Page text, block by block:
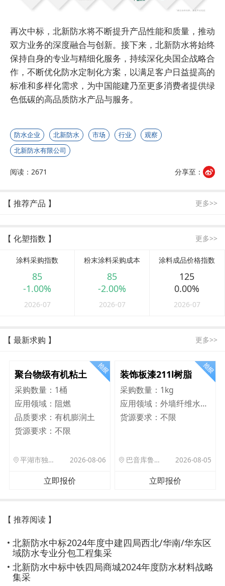
再次中标，北新防水将不断提升产品性能和质量，推动
双方业务的深度融合与创新。接下来，北新防水将始终
保持自身的专业与精细化服务，持续深化央国企战略合
作，不断优化防水定制化方案，以满足客户日益提高的
标准和多样化需求，为中国能建乃至更多消费者提供绿
色低碳的高品质防水产品与服务。
防水企业 北新防水 市场 行业
观察
北新防水有限公司
阅读：2671 分享至：
【 推荐产品 】 更多>>
【 化塑指数 】 更多>>
涂料采购指数
85
-1.00%
2026-07
粉末涂料采购成本
85
-2.00%
2026-07
涂料成品价格指数
125
0.00%
2026-07
【 最新求购 】 更多>>
聚台物级有机粘土
采购数量： 1桶
应用领域： 阻燃
品质要求： 有机膨润土
货源要求： 不限
平湖市独山港镇集港路 589 号 2026-08-06
立即报价
装饰板漆211l树脂
采购数量： 1kg
应用领域：
外墙纤维水泥板
货源要求：不限
巴音库鲁提镇,托帕口岸六号库房 2026-08-05
立即报价
【 推荐阅读 】
北新防水中标2024年度中建四局西北/华南/华东区
域防水专业分包工程集采
北新防水中标中铁四局商城2024年度防水材料战略
集采